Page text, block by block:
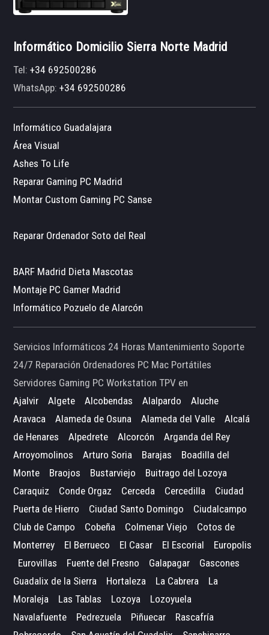
Informático Domicilio Sierra Norte Madrid
Tel:+34 692500286
WhatsApp:+34 692500286
Informático Guadalajara
Área Visual
Ashes To Life
Reparar Gaming PC Madrid
Montar Custom Gaming PC Sanse
Reparar Ordenador Soto del Real
BARF Madrid Dieta Mascotas
Montaje PC Gamer Madrid
Informático Pozuelo de Alarcón
Servicios Informáticos 24 Horas Mantenimiento Soporte
24/7 Reparación Ordenadores PC Mac Portátiles
Servidores Gaming PC Workstation TPV en
Ajalvir
Algete Alcobendas Alalpardo
Aluche
Aravaca
Alameda de Osuna Alameda del Valle
Alcalá
de Henares
Alpedrete Alcorcón
Arganda del Rey
Arroyomolinos
Arturo Soria Barajas
Boadilla del
Monte
Braojos Bustarviejo
Buitrago del Lozoya
Caraquiz
Conde Orgaz Cerceda Cercedilla
Ciudad
Puerta de Hierro
Ciudad Santo Domingo
Ciudalcampo
Club de Campo
Cobeña Colmenar Viejo
Cotos de
Monterrey
El Berrueco El Casar El Escorial
Europolis
Eurovillas
Fuente del Fresno Galapagar
Gascones
Guadalix de la Sierra
Hortaleza La Cabrera
La
Moraleja
Las Tablas Lozoya
Lozoyuela
Navalafuente
Pedrezuela Piñuecar
Rascafría